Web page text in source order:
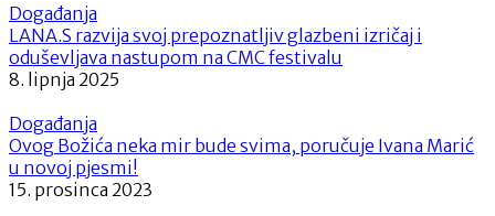
Događanja
LANA.S razvija svoj prepoznatljiv glazbeni izričaj i
oduševljava nastupom na CMC festivalu
8. lipnja 2025
Događanja
Ovog Božića neka mir bude svima, poručuje Ivana Marić
u novoj pjesmi!
15. prosinca 2023